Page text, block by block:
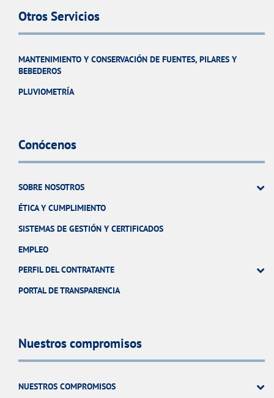
Otros Servicios
MANTENIMIENTO Y CONSERVACIÓN DE FUENTES, PILARES Y
BEBEDEROS
PLUVIOMETRÍA
Conócenos
SOBRE NOSOTROS
ÉTICA Y CUMPLIMIENTO
SISTEMAS DE GESTIÓN Y CERTIFICADOS
EMPLEO
PERFIL DEL CONTRATANTE
PORTAL DE TRANSPARENCIA
Nuestros compromisos
NUESTROS COMPROMISOS